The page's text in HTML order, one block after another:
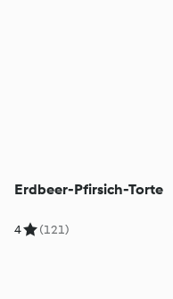
Erdbeer-Pfirsich-Torte
4 (121)